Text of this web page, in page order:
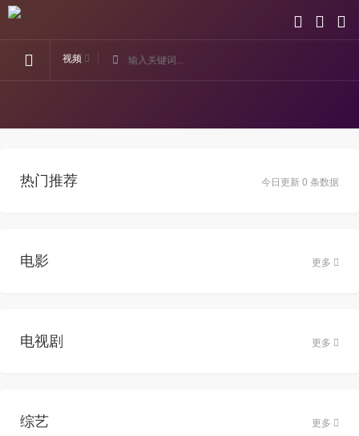
视频
今日更新 0 条数据
热门推荐
电影 更多
电视剧 更多
综艺 更多